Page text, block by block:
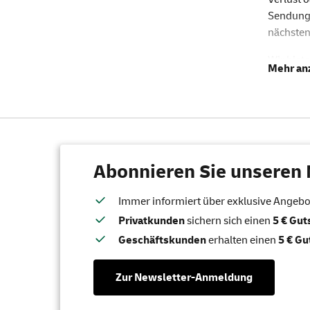
Richtige
Beim
Abonnieren Sie
Immer informiert über exklusive
Privatkundensichern sich einen 5 €
Geschäftskundenerhalten einen 5 €
Zur Newsletter-Anmeldung